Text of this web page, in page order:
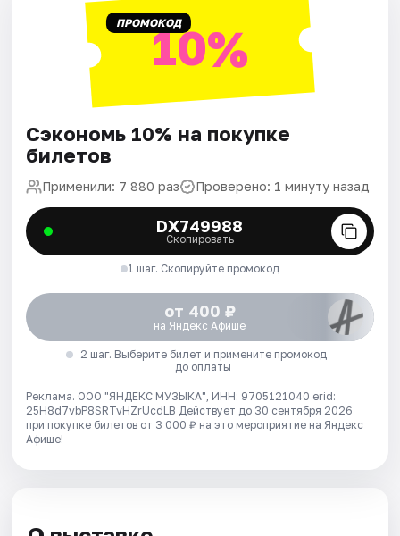
ПРОМОКОД10%
Сэкономь 10% на покупке
билетов
Применили: 7 880 раз Проверено: 1 минуту назад
DX749988
Скопировать
1 шаг. Скопируйте промокод
от 400 ₽
на Яндекс Афише
2 шаг. Выберите билет и примените промокод
до оплаты
Реклама. ООО "ЯНДЕКС МУЗЫКА", ИНН: 9705121040 erid:
25H8d7vbP8SRTvHZrUcdLB Действует до 30 сентября 2026
при покупке билетов от 3 000 ₽ на это мероприятие на Яндекс
Афише!